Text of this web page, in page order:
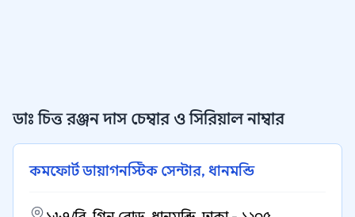
ডাঃ চিত্ত রঞ্জন দাস চেম্বার ও সিরিয়াল নাম্বার
কমফোর্ট ডায়াগনস্টিক সেন্টার, ধানমন্ডি